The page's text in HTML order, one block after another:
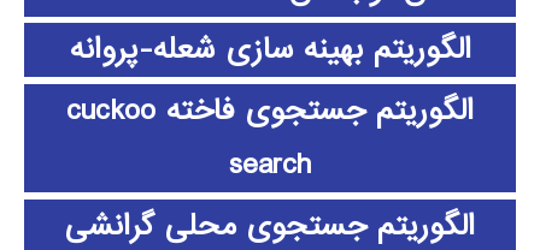
الگوریتم بهینه سازی شعله-پروانه
الگوریتم جستجوی فاخته cuckoo
search
الگوریتم جستجوی محلی گرانشی